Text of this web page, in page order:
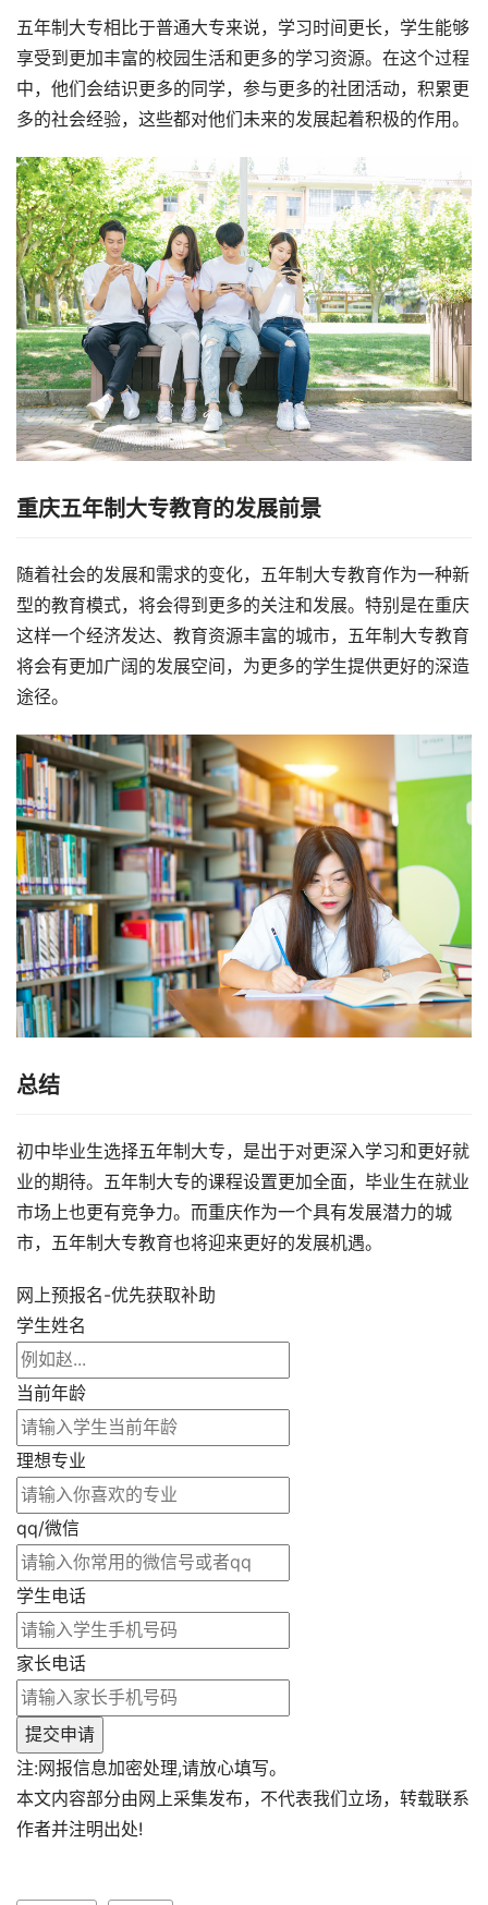
五年制大专相比于普通大专来说，学习时间更长，学生能够
享受到更加丰富的校园生活和更多的学习资源。在这个过程
中，他们会结识更多的同学，参与更多的社团活动，积累更
多的社会经验，这些都对他们未来的发展起着积极的作用。
重庆五年制大专教育的发展前景
随着社会的发展和需求的变化，五年制大专教育作为一种新
型的教育模式，将会得到更多的关注和发展。特别是在重庆
这样一个经济发达、教育资源丰富的城市，五年制大专教育
将会有更加广阔的发展空间，为更多的学生提供更好的深造
途径。
总结
初中毕业生选择五年制大专，是出于对更深入学习和更好就
业的期待。五年制大专的课程设置更加全面，毕业生在就业
市场上也更有竞争力。而重庆作为一个具有发展潜力的城
市，五年制大专教育也将迎来更好的发展机遇。
网上预报名-优先获取补助
学生姓名
当前年龄
理想专业
qq/微信
学生电话
家长电话
提交申请
注:网报信息加密处理,请放心填写。
本文内容部分由网上采集发布，不代表我们立场，转载联系
作者并注明出处!